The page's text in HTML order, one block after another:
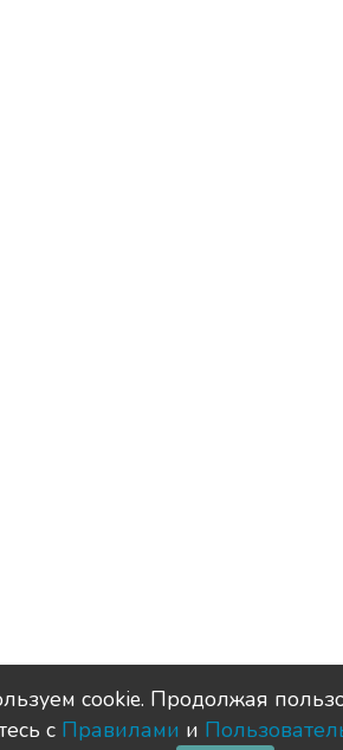
сookie. Продолжая
с Правилами и